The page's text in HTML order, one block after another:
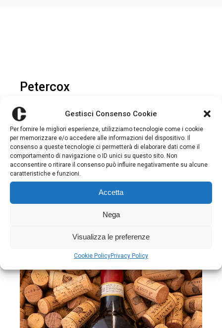
Gestisci Consenso Cookie
Per fornire le migliori esperienze, utilizziamo tecnologie come i cookie
per memorizzare e/o accedere alle informazioni del dispositivo. Il
consenso a queste tecnologie ci permetterà di elaborare dati come il
comportamento di navigazione o ID unici su questo sito. Non
acconsentire o ritirare il consenso può influire negativamente su alcune
caratteristiche e funzioni.
Accetta
Nega
Visualizza le preferenze
Cookie PolicyPrivacy Policy
Petercox
Agribirrificio Ca’L’Alba
SHOOTING SOCIAL MEDIA